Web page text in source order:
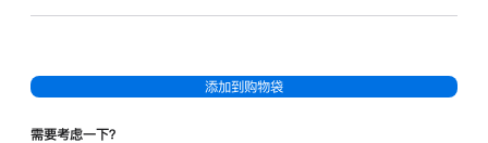
添加到购物袋
需要考虑一下？